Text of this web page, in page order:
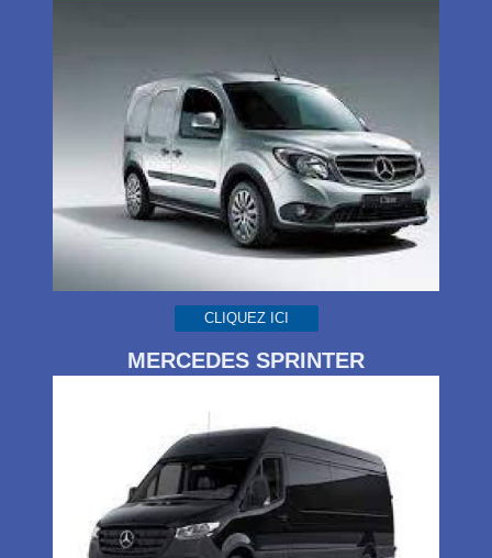
CLIQUEZ ICI
MERCEDES SPRINTER